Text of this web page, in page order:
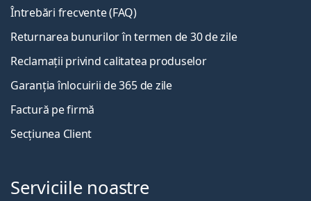
Întrebări frecvente (FAQ)
Returnarea bunurilor în termen de 30 de zile
Reclamații privind calitatea produselor
Garanția înlocuirii de 365 de zile
Factură pe firmă
Secțiunea Client
Serviciile noastre